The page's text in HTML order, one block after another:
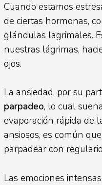
Cuando estamos
de ciertas hormonas,
glándulas lagrimales.
nuestras lágrimas,
ojos.
La ansiedad, por su
parpadeo, lo cual
evaporación rápida de
ansiosos, es común
parpadear con
Las emociones